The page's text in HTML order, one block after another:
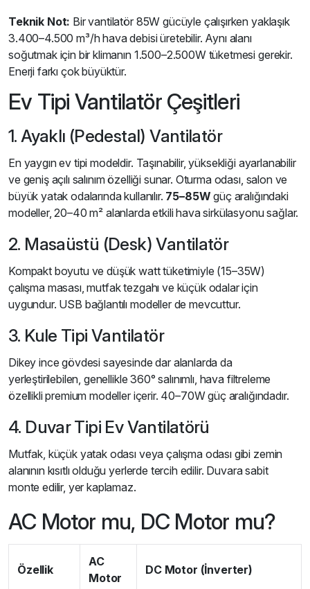
Teknik Not: Bir vantilatör 85W gücüyle çalışırken yaklaşık
3.400–4.500 m³/h hava debisi üretebilir. Aynı alanı
soğutmak için bir klimanın 1.500–2.500W tüketmesi gerekir.
Enerji farkı çok büyüktür.
Ev Tipi Vantilatör Çeşitleri
1. Ayaklı (Pedestal) Vantilatör
En yaygın ev tipi modeldir. Taşınabilir, yüksekliği ayarlanabilir
ve geniş açılı salınım özelliği sunar. Oturma odası, salon ve
büyük yatak odalarında kullanılır. 75–85W güç aralığındaki
modeller, 20–40 m² alanlarda etkili hava sirkülasyonu sağlar.
2. Masaüstü (Desk) Vantilatör
Kompakt boyutu ve düşük watt tüketimiyle (15–35W)
çalışma masası, mutfak tezgahı ve küçük odalar için
uygundur. USB bağlantılı modeller de mevcuttur.
3. Kule Tipi Vantilatör
Dikey ince gövdesi sayesinde dar alanlarda da
yerleştirilebilen, genellikle 360° salınımlı, hava filtreleme
özellikli premium modeller içerir. 40–70W güç aralığındadır.
4. Duvar Tipi Ev Vantilatörü
Mutfak, küçük yatak odası veya çalışma odası gibi zemin
alanının kısıtlı olduğu yerlerde tercih edilir. Duvara sabit
monte edilir, yer kaplamaz.
AC Motor mu, DC Motor mu?
Özellik
AC
Motor
DC Motor (İnverter)